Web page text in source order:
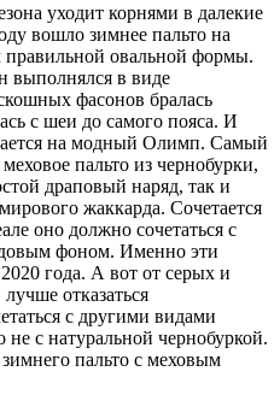
уходит корнями в далекие
вошло зимнее пальто на
овальной формы.
выполнялся в виде
фасонов бралась
с шеи до самого пояса. И
на модный Олимп. Самый
пальто из чернобурки,
драповый наряд, так и
жаккарда. Сочетается
оно должно сочетаться с
фоном. Именно эти
года. А вот от серых и
отказаться
с другими видами
не с натуральной чернобуркой.
пальто с меховым